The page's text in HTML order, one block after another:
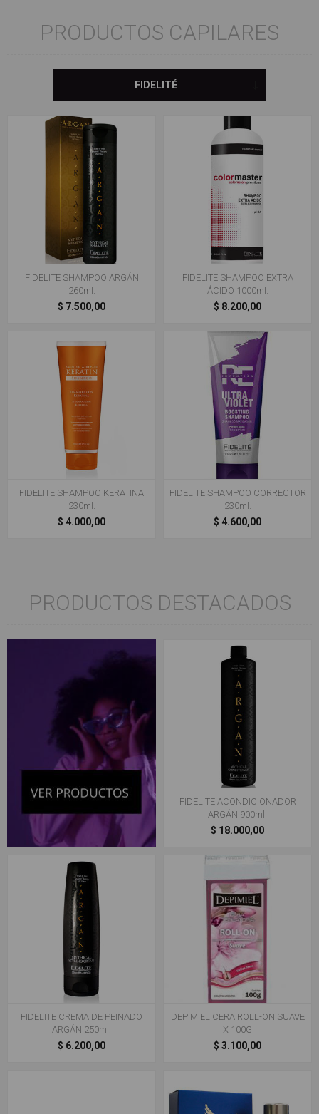
PRODUCTOS CAPILARES
FIDELITE SHAMPOO ARGÁN
260ml.
$ 7.500,00
FIDELITE SHAMPOO EXTRA
ÁCIDO 1000ml.
$ 8.200,00
FIDELITE SHAMPOO KERATINA
230ml.
$ 4.000,00
FIDELITE SHAMPOO CORRECTOR
230ml.
$ 4.600,00
PRODUCTOS DESTACADOS
FIDELITE ACONDICIONADOR
ARGÁN 900ml.
$ 18.000,00
FIDELITE CREMA DE PEINADO
ARGÁN 250ml.
$ 6.200,00
DEPIMIEL CERA ROLL-ON SUAVE
X 100G
$ 3.100,00